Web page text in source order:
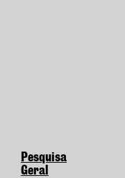
Pesquisa
Geral